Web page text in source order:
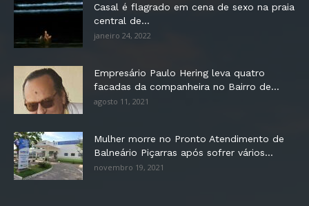
Casal é flagrado em cena de sexo na praia
central de...
janeiro 24, 2022
Empresário Paulo Hering leva quatro
facadas da companheira no Bairro de...
agosto 11, 2021
Mulher morre no Pronto Atendimento de
Balneário Piçarras após sofrer vários...
novembro 19, 2021